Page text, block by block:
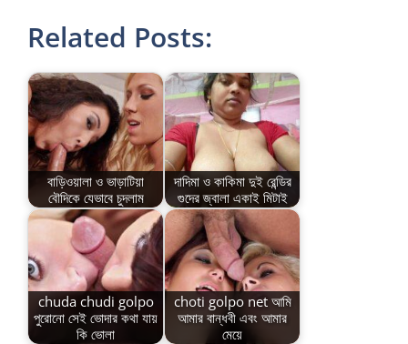
Related Posts:
বাড়িওয়ালা ও ভাড়াটিয়া
বৌদিকে যেভাবে চুদলাম
দাদিমা ও কাকিমা দুই রেন্ডির
গুদের জ্বালা একাই মিটাই
chuda chudi golpo
পুরোনো সেই ভোদার কথা যায়
কি ভোলা
choti golpo net আমি
আমার বান্ধবী এবং আমার
মেয়ে